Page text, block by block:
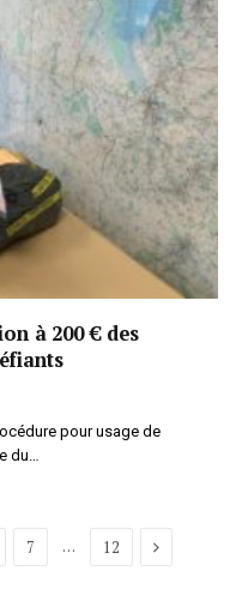
à 200 € des
pour usage de
du…
7 … 12 Suivant